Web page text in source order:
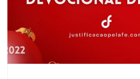
Cristo veio dar a paz com Deus que
5.1). Viva o Natal, tenha paz com Deus